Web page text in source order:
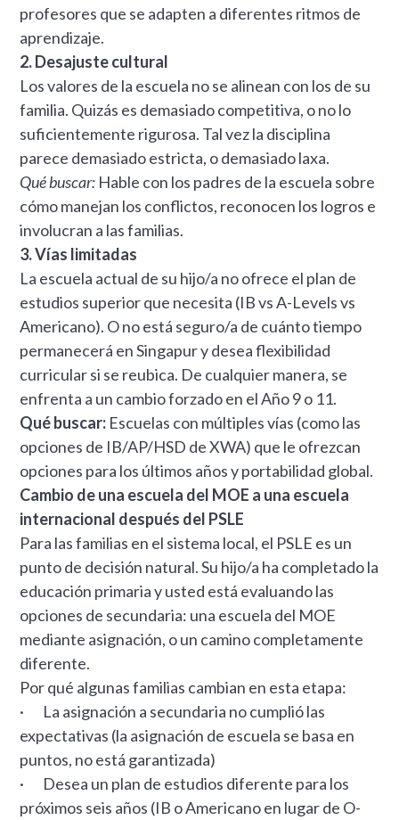
profesores que se adapten a diferentes ritmos de
aprendizaje.
2. Desajuste cultural
Los valores de la escuela no se alinean con los de su
familia. Quizás es demasiado competitiva, o no lo
suficientemente rigurosa. Tal vez la disciplina
parece demasiado estricta, o demasiado laxa.
Qué buscar: Hable con los padres de la escuela sobre
cómo manejan los conflictos, reconocen los logros e
involucran a las familias.
3. Vías limitadas
La escuela actual de su hijo/a no ofrece el plan de
estudios superior que necesita (IB vs A-Levels vs
Americano). O no está seguro/a de cuánto tiempo
permanecerá en Singapur y desea flexibilidad
curricular si se reubica. De cualquier manera, se
enfrenta a un cambio forzado en el Año 9 o 11.
Qué buscar: Escuelas con múltiples vías (como las
opciones de IB/AP/HSD de XWA) que le ofrezcan
opciones para los últimos años y portabilidad global.
Cambio de una escuela del MOE a una escuela
internacional después del PSLE
Para las familias en el sistema local, el PSLE es un
punto de decisión natural. Su hijo/a ha completado la
educación primaria y usted está evaluando las
opciones de secundaria: una escuela del MOE
mediante asignación, o un camino completamente
diferente.
Por qué algunas familias cambian en esta etapa:
· La asignación a secundaria no cumplió las
expectativas (la asignación de escuela se basa en
puntos, no está garantizada)
· Desea un plan de estudios diferente para los
próximos seis años (IB o Americano en lugar de O-